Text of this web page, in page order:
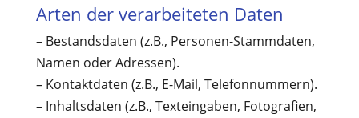
Arten der verarbeiteten Daten
– Bestandsdaten (z.B., Personen-Stammdaten,
Namen oder Adressen).
– Kontaktdaten (z.B., E-Mail, Telefonnummern).
– Inhaltsdaten (z.B., Texteingaben, Fotografien,